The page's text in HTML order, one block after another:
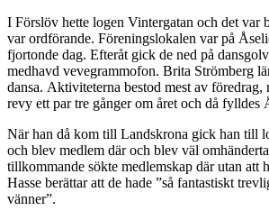
I Förslöv hette logen Vintergatan och det var
var ordförande. Föreningslokalen var på
fjortonde dag. Efteråt gick de ned på
medhavd vevegrammofon. Brita Strömberg
dansa. Aktiviteterna bestod mest av föredrag,
revy ett par tre gånger om året och då fylldes
När han då kom till Landskrona gick han till
och blev medlem där och blev väl
tillkommande sökte medlemskap där utan att
Hasse berättar att de hade ”så fantastiskt
vänner”.